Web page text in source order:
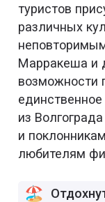
туристов
различных
Марракеша и
возможности
из
и
любителям